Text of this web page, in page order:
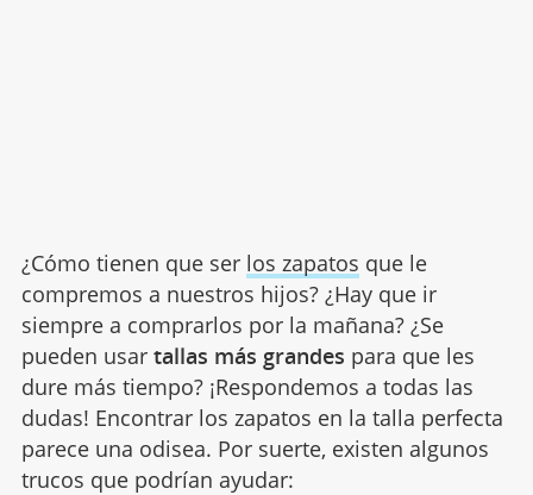
¿Cómo tienen que ser los zapatos que le
compremos a nuestros hijos? ¿Hay que ir
siempre a comprarlos por la mañana? ¿Se
pueden usar tallas más grandes para que les
dure más tiempo? ¡Respondemos a todas las
dudas! Encontrar los zapatos en la talla perfecta
parece una odisea. Por suerte, existen algunos
trucos que podrían ayudar: